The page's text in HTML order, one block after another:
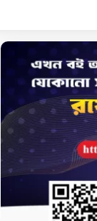
Review(0)
রাসায়নিক বিক্রিয়াসম্পর্কে